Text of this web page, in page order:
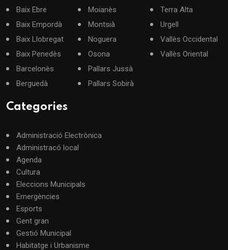
Baix Ebre
Baix Empordà
Baix Llobregat
Baix Penedès
Barcelonès
Berguedà
Moianès
Montsià
Noguera
Osona
Pallars Jussà
Pallars Sobirà
Terra Alta
Urgell
Vallès Occidental
Vallès Oriental
Categories
Administració Electrònica
Administracó local
Agenda
Cultura
Eleccions Municipals
Emergències
Esports
Gent gran
Gestió Municipal
Habitatge i Urbanisme